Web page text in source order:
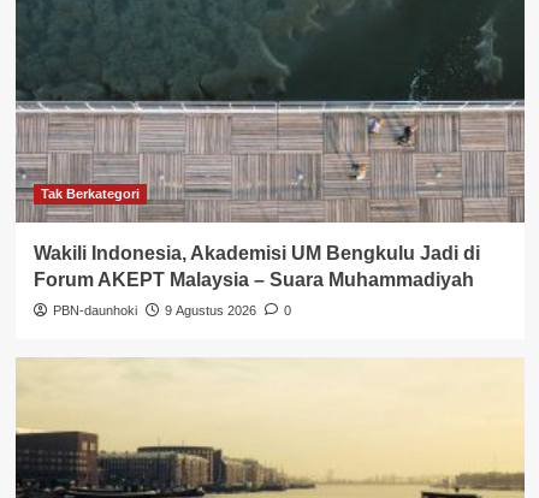
Tak Berkategori
Wakili Indonesia, Akademisi UM Bengkulu Jadi di
Forum AKEPT Malaysia – Suara Muhammadiyah
PBN-daunhoki 9 Agustus 2026 0